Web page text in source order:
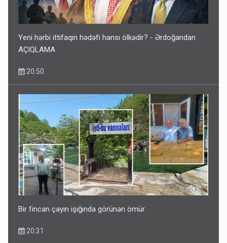
13:24
Kartdan karta istədiyiniz qədər köçürmə edə bilərsiniz -
VİDEO
11:06
Yeni hərbi ittifaqın hədəfi hansı ölkədir? - Ərdoğandan
AÇIQLAMA
20:50
Bir fincan çayın işığında görünən ömür
20:31